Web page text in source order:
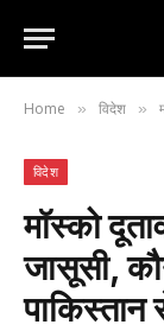
Home » विदेश »
विदेश
मॉस्को
जासूसी,